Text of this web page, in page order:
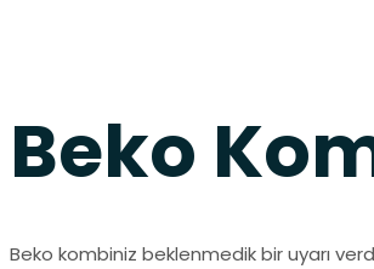
Beko
Beko kombiniz beklenmedik bir uyarı